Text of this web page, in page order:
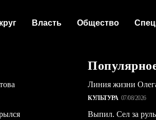
Власть Общество
Линия жизни
КУЛЬТУРА 07/08/2026
Выпил. Сел за